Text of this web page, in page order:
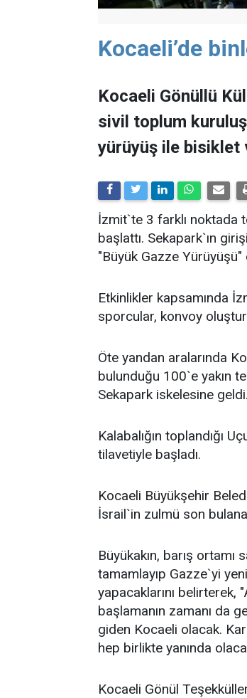
Kocaeli’de
Kocaeli Gönüllü
sivil toplum
yürüyüş ile bisiklet
İzmit`te 3 farklı noktada
başlattı. Sekapark`ın
"Büyük Gazze Yürüyüşü"
Etkinlikler kapsamında
sporcular, konvoy
Öte yandan aralarında
bulunduğu 100`e yakın
Sekapark iskelesine geldi.
Kalabalığın toplandığı
tilavetiyle başladı.
Kocaeli Büyükşehir
İsrail`in zulmü son
Büyükakın, barış
tamamlayıp Gazze`yi
yapacaklarını belirterek,
başlamanın zamanı da
giden Kocaeli olacak.
hep birlikte yanında
Kocaeli Gönül